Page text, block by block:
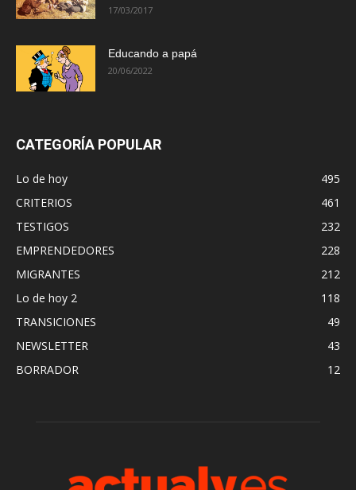
17/03/2017
Educando a papá
20/06/2022
CATEGORÍA POPULAR
Lo de hoy
495
CRITERIOS
461
TESTIGOS
232
EMPRENDEDORES
228
MIGRANTES
212
Lo de hoy 2
118
TRANSICIONES
49
NEWSLETTER
43
BORRADOR
12